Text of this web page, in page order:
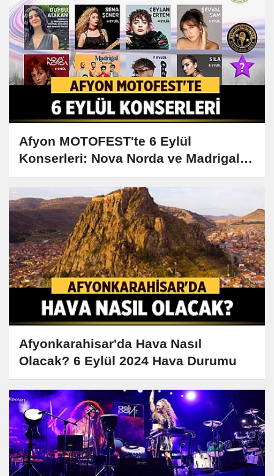
Afyon MOTOFEST'te 6 Eylül
Konserleri: Nova Norda ve Madrigal
Sahne Alacak!
Afyonkarahisar'da Hava Nasıl
Olacak? 6 Eylül 2024 Hava Durumu